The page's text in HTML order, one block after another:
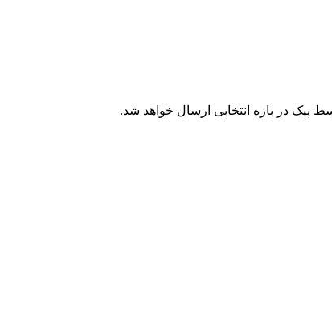
پیک در بازه انتخابی ارسال خواهد شد.